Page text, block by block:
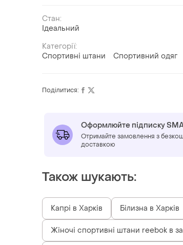
Стан:
Ідеальний
Категорії:
Спортивні штани
Спортивний одяг
Поділитися:
Оформлюйте підписку
Отримайте замовлення з
доставкою
Також шукають:
Капрі в Харків Білизна в Харків
Жіночі спортивні штани reebok в